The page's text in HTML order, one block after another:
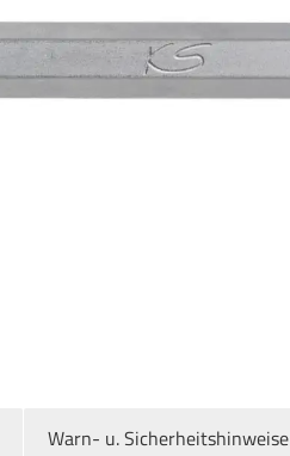
Warn- u. Sicherheitshinweise